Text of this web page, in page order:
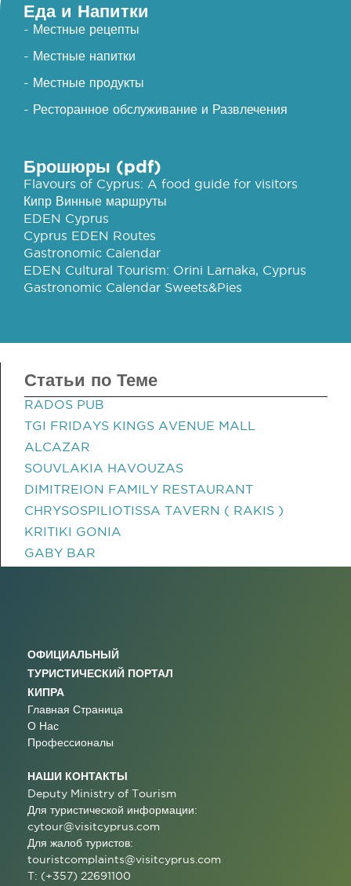
Еда и Напитки
- Местные рецепты
- Местные напитки
- Местные продукты
- Ресторанное обслуживание и Развлечения
Брошюры (pdf)
Flavours of Cyprus: A food guide for visitors
Кипр Винные маршруты
EDEN Cyprus
Cyprus EDEN Routes
Gastronomic Calendar
EDEN Cultural Tourism: Orini Larnaka, Cyprus
Gastronomic Calendar Sweets&Pies
Статьи по Теме
RADOS PUB
TGI FRIDAYS KINGS AVENUE MALL
ALCAZAR
SOUVLAKIA HAVOUZAS
DIMITREION FAMILY RESTAURANT
CHRYSOSPILIOTISSA TAVERN ( RAKIS )
KRITIKI GONIA
GABY BAR
ОФИЦИАЛЬНЫЙ
ТУРИСТИЧЕСКИЙ ПОРТАЛ
КИПРА
Главная Страница
О Нас
Профессионалы
НАШИ КОНТАКТЫ
Deputy Ministry of Tourism
Для туристической информации:
cytour@visitcyprus.com
Для жалоб туристов:
touristcomplaints@visitcyprus.com
T: (+357) 22691100